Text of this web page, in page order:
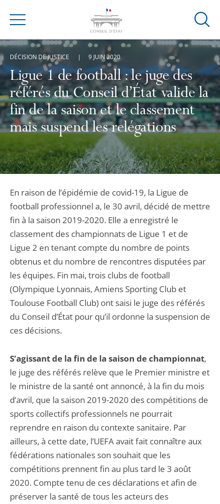
Menu
Ouvrir
Ligue 1 de football : le juge des
référés du Conseil d’État valide la
fin de la saison et le classement
mais suspend les relégations
DÉCISION DE JUSTICE 9 JUIN 2020
En raison de l’épidémie de covid-19, la Ligue de
football professionnel a, le 30 avril, décidé de mettre
fin à la saison 2019-2020. Elle a enregistré le
classement des championnats de Ligue 1 et de
Ligue 2 en tenant compte du nombre de points
obtenus et du nombre de rencontres disputées par
les équipes. Fin mai, trois clubs de football
(Olympique Lyonnais, Amiens Sporting Club et
Toulouse Football Club) ont saisi le juge des référés
du Conseil d’État pour qu’il ordonne la suspension de
ces décisions.
S’agissant de la fin de la saison de championnat,
le juge des référés relève que le Premier ministre et
le ministre de la santé ont annoncé, à la fin du mois
d’avril, que la saison 2019-2020 des compétitions de
sports collectifs professionnels ne pourrait
reprendre en raison du contexte sanitaire. Par
ailleurs, à cette date, l’UEFA avait fait connaître aux
fédérations nationales son souhait que les
compétitions prennent fin au plus tard le 3 août
2020. Compte tenu de ces déclarations et afin de
préserver la santé de tous les acteurs des